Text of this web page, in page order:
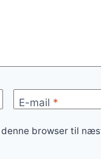
E-mail *
browser til